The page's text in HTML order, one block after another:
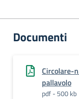
Documenti
Circolare-
pallavolo
pdf - 500 kb